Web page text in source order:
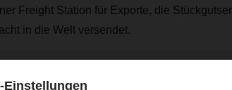
Freight Station für Exporte, die
in die Welt versendet.
dafür, wie wir unseren Kunden